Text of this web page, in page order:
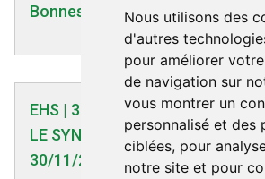
Nous utilisons des
d'autres
pour améliorer
de navigation sur
vous montrer un
personnalisé et des
ciblées, pour
notre site et pour
Bonnes pratiques pour les EHS
EHS | 30/11/2021
LE SYNDROME DE LA HAVANE
30/11/2021